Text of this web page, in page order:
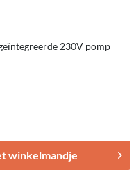
230V pomp
winkelmandje